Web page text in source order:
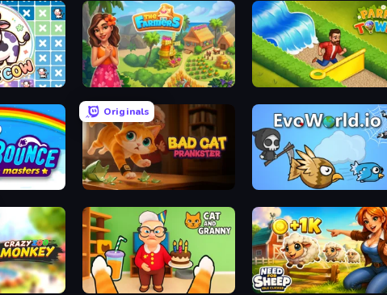
The Farmers Park Town
Originals
Bad Cat Prankster EvoWorld.io (FlyOrDie.io)
Cat and Granny Need for Sheep: Idle Clicker